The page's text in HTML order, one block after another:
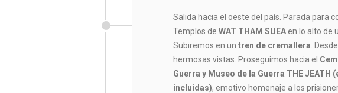
Salida hacia el oeste del país. Parada para
Templos deWAT THAM SUEAen lo alto de
Subiremos en untren de cremallera .
hermosas vistas. Proseguimos hacia el
Guerra y Museo de la Guerra THE JEATH
incluidas), emotivo homenaje a los